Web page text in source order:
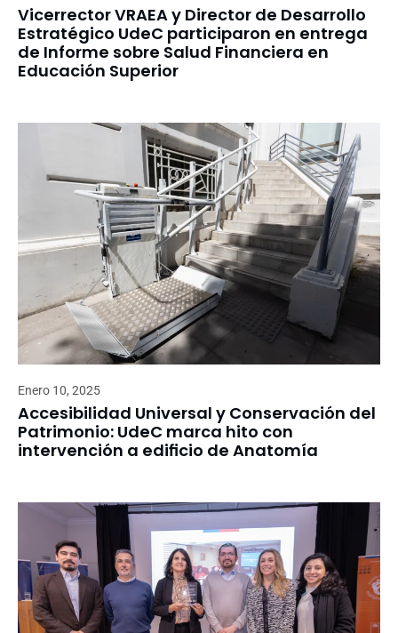
Vicerrector VRAEA y Director de Desarrollo
Estratégico UdeC participaron en entrega
de Informe sobre Salud Financiera en
Educación Superior
Enero 10, 2025
Accesibilidad Universal y Conservación del
Patrimonio: UdeC marca hito con
intervención a edificio de Anatomía